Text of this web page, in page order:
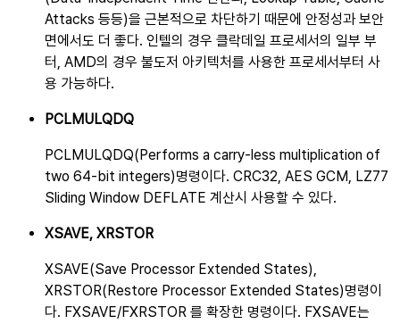
Attacks 등등)을 근본적으로 차단하기 때문에 안정성과 보안
면에서도 더 좋다. 인텔의 경우 클락데일 프로세서의 일부 부
터, AMD의 경우 불도저 아키텍처를 사용한 프로세서부터 사
용 가능하다.
PCLMULQDQ
PCLMULQDQ(Performs a carry-less multiplication of
two 64-bit integers)명령이다. CRC32, AES GCM, LZ77
Sliding Window DEFLATE 계산시 사용할 수 있다.
XSAVE, XRSTOR
XSAVE(Save Processor Extended States),
XRSTOR(Restore Processor Extended States)명령이
다. FXSAVE/FXRSTOR 를 확장한 명령이다. FXSAVE는